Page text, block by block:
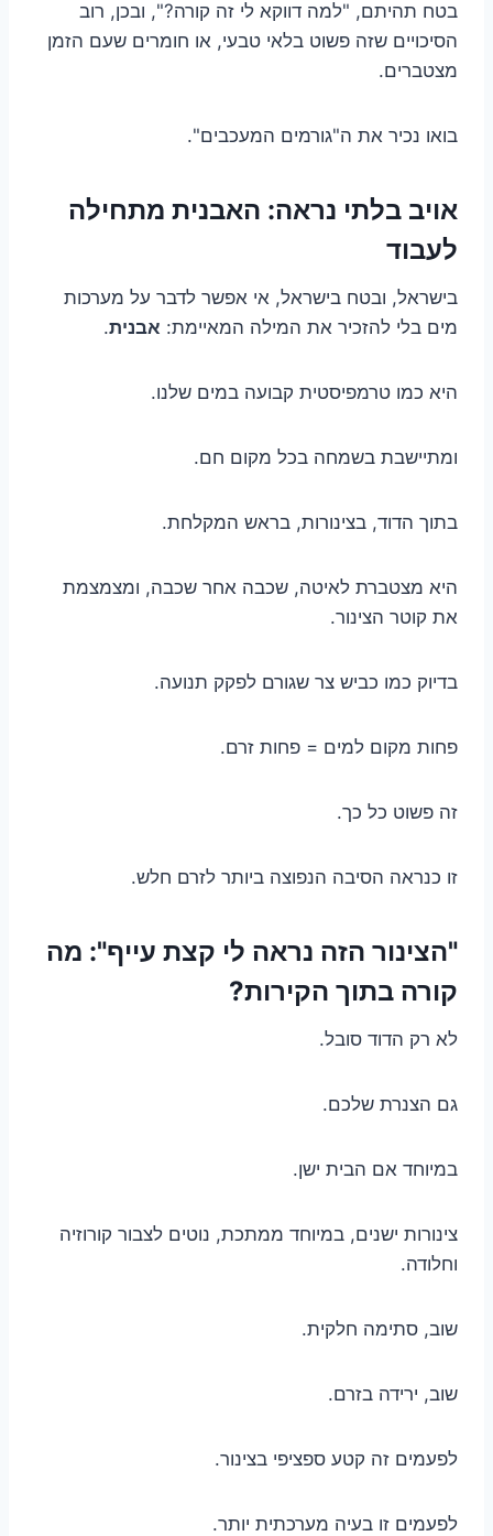
בטח תהיתם, "למה דווקא לי זה קורה?", ובכן, רוב
הסיכויים שזה פשוט בלאי טבעי, או חומרים שעם הזמן
מצטברים.
בואו נכיר את ה"גורמים המעכבים".
אויב בלתי נראה: האבנית מתחילה
לעבוד
בישראל, ובטח בישראל, אי אפשר לדבר על מערכות
מים בלי להזכיר את המילה המאיימת: אבנית.
היא כמו טרמפיסטית קבועה במים שלנו.
ומתיישבת בשמחה בכל מקום חם.
בתוך הדוד, בצינורות, בראש המקלחת.
היא מצטברת לאיטה, שכבה אחר שכבה, ומצמצמת
את קוטר הצינור.
בדיוק כמו כביש צר שגורם לפקק תנועה.
פחות מקום למים = פחות זרם.
זה פשוט כל כך.
זו כנראה הסיבה הנפוצה ביותר לזרם חלש.
"הצינור הזה נראה לי קצת עייף": מה
קורה בתוך הקירות?
לא רק הדוד סובל.
גם הצנרת שלכם.
במיוחד אם הבית ישן.
צינורות ישנים, במיוחד ממתכת, נוטים לצבור קורוזיה
וחלודה.
שוב, סתימה חלקית.
שוב, ירידה בזרם.
לפעמים זה קטע ספציפי בצינור.
לפעמים זו בעיה מערכתית יותר.